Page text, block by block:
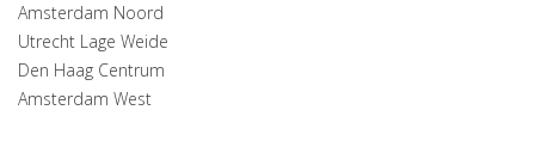
Amsterdam Noord
Utrecht Lage Weide
Den Haag Centrum
Amsterdam West